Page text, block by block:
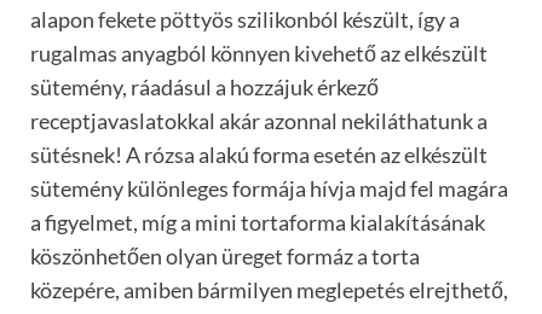
alapon fekete pöttyös szilikonból készült, így a
rugalmas anyagból könnyen kivehető az elkészült
sütemény, ráadásul a hozzájuk érkező
receptjavaslatokkal akár azonnal nekiláthatunk a
sütésnek! A rózsa alakú forma esetén az elkészült
sütemény különleges formája hívja majd fel magára
a figyelmet, míg a mini tortaforma kialakításának
köszönhetően olyan üreget formáz a torta
közepére, amiben bármilyen meglepetés elrejthető,